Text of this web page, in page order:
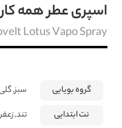
اسپری عطر همه
Lotus Vapo Spray
گروه بویایی
سبز,
نت ابتدایی
تند,